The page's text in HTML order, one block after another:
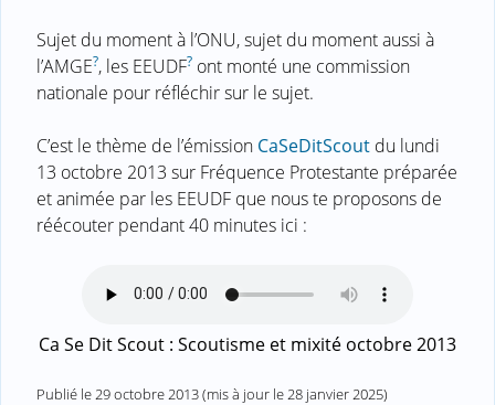
Sujet du moment à l’ONU, sujet du moment aussi à
l’AMGE?, les EEUDF? ont monté une commission
nationale pour réfléchir sur le sujet.
C’est le thème de l’émission CaSeDitScout du lundi
13 octobre 2013 sur Fréquence Protestante préparée
et animée par les EEUDF que nous te proposons de
réécouter pendant 40 minutes ici :
Ca Se Dit Scout : Scoutisme et mixité octobre 2013
Publié le29 octobre 2013(mis à jour le28 janvier 2025)